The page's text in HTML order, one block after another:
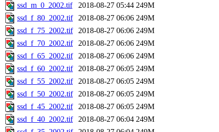
ssd_m_0_2002.tif
2018-08-27 05:44 249M
ssd_f_80_2002.tif
2018-08-27 06:06 249M
ssd_f_75_2002.tif
2018-08-27 06:06 249M
ssd_f_70_2002.tif
2018-08-27 06:06 249M
ssd_f_65_2002.tif
2018-08-27 06:06 249M
ssd_f_60_2002.tif
2018-08-27 06:05 249M
ssd_f_55_2002.tif
2018-08-27 06:05 249M
ssd_f_50_2002.tif
2018-08-27 06:05 249M
ssd_f_45_2002.tif
2018-08-27 06:05 249M
ssd_f_40_2002.tif
2018-08-27 06:04 249M